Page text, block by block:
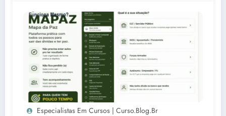
Especialistas Em Cursos | Curso.blog.br